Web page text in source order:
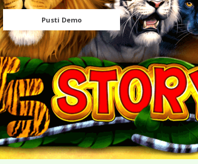
Pusti Demo